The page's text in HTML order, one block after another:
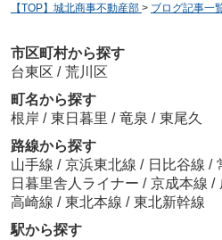
【TOP】城北商事不動産部 > ブログ記事一
市区町村から探す
台東区 / 荒川区
町名から探す
根岸 / 東日暮里 / 竜泉 / 東尾久
路線から探す
山手線 / 京浜東北線 / 日比谷線 /
日暮里舎人ライナー / 京成本線 /
高崎線 / 東北本線 / 東北新幹線
駅から探す